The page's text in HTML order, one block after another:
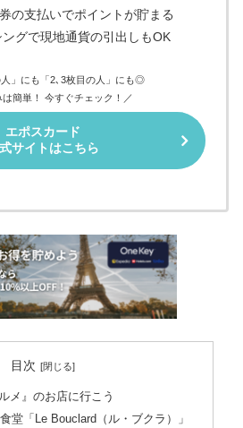
の支払いでポイントが貯まる
グで現地通貨の引出しもOK
人」にも「2､3枚目の人」にも◎
は簡単！ 今すぐチェック！／
エポスカード
サイトはこちら
目次
メ』のお店に行こう
堂「Le Bouclard（ル・ブクラ）」